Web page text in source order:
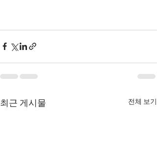
최근 게시물 전체 보기